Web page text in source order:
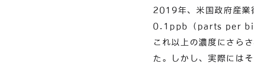
2019年、米国政府産業
0.1ppb（parts per
これ以上の濃度にさら
た。しかし、実際には